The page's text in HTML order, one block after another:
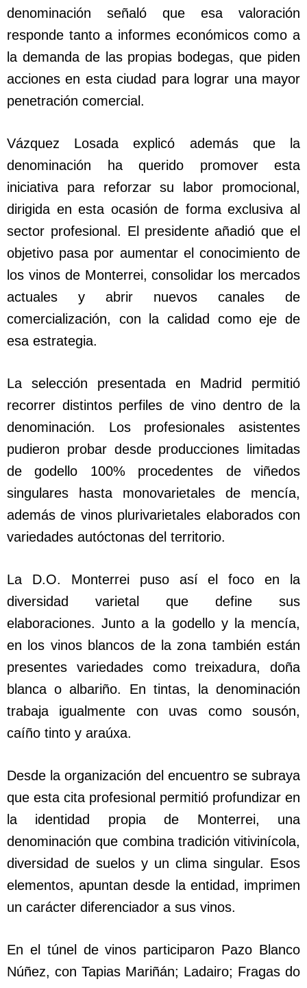
denominación señaló que esa valoración
responde tanto a informes económicos como a
la demanda de las propias bodegas, que piden
acciones en esta ciudad para lograr una mayor
penetración comercial.
Vázquez Losada explicó además que la
denominación ha querido promover esta
iniciativa para reforzar su labor promocional,
dirigida en esta ocasión de forma exclusiva al
sector profesional. El presidente añadió que el
objetivo pasa por aumentar el conocimiento de
los vinos de Monterrei, consolidar los mercados
actuales y abrir nuevos canales de
comercialización, con la calidad como eje de
esa estrategia.
La selección presentada en Madrid permitió
recorrer distintos perfiles de vino dentro de la
denominación. Los profesionales asistentes
pudieron probar desde producciones limitadas
de godello 100% procedentes de viñedos
singulares hasta monovarietales de mencía,
además de vinos plurivarietales elaborados con
variedades autóctonas del territorio.
La D.O. Monterrei puso así el foco en la
diversidad varietal que define sus
elaboraciones. Junto a la godello y la mencía,
en los vinos blancos de la zona también están
presentes variedades como treixadura, doña
blanca o albariño. En tintas, la denominación
trabaja igualmente con uvas como sousón,
caíño tinto y araúxa.
Desde la organización del encuentro se subraya
que esta cita profesional permitió profundizar en
la identidad propia de Monterrei, una
denominación que combina tradición vitivinícola,
diversidad de suelos y un clima singular. Esos
elementos, apuntan desde la entidad, imprimen
un carácter diferenciador a sus vinos.
En el túnel de vinos participaron Pazo Blanco
Núñez, con Tapias Mariñán; Ladairo; Fragas do